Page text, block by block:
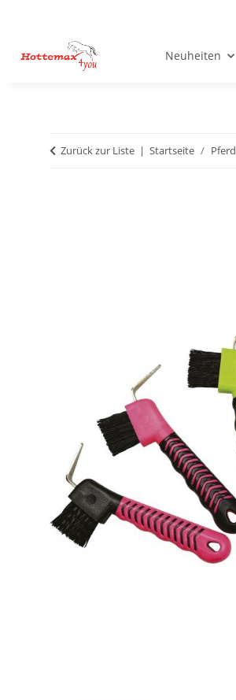
Neuheiten
Zurück zur Liste Startseite Pferd